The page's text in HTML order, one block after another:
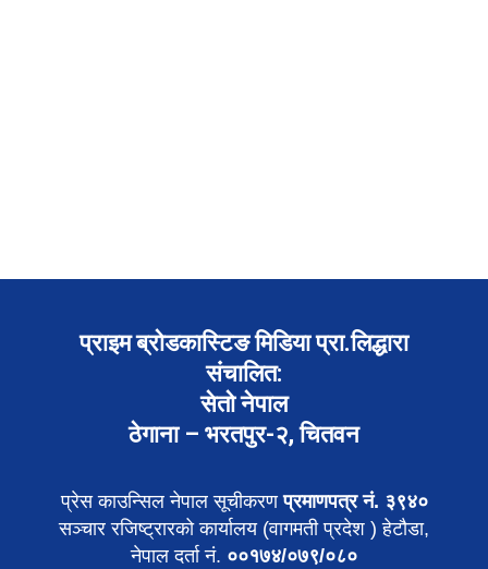
प्राइम ब्रोडकास्टिङ मिडिया प्रा.लिद्धारा
संचालित:
सेतो नेपाल
ठेगाना – भरतपुर-२, चितवन
प्रेस काउन्सिल नेपाल सूचीकरणप्रमाणपत्र नं. ३९४०
सञ्चार रजिष्ट्रारको कार्यालय (वागमती प्रदेश ) हेटौडा,
नेपाल दर्ता नं. ००१७४/०७९/०८०